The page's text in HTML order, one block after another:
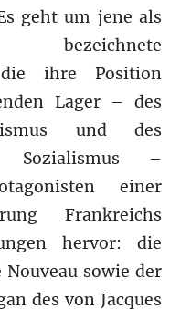
geht um jene als
bezeichnete
die ihre Position
Lager – des
und des
Sozialismus –
einer
Frankreichs
hervor: die
sowie der
des von Jacques